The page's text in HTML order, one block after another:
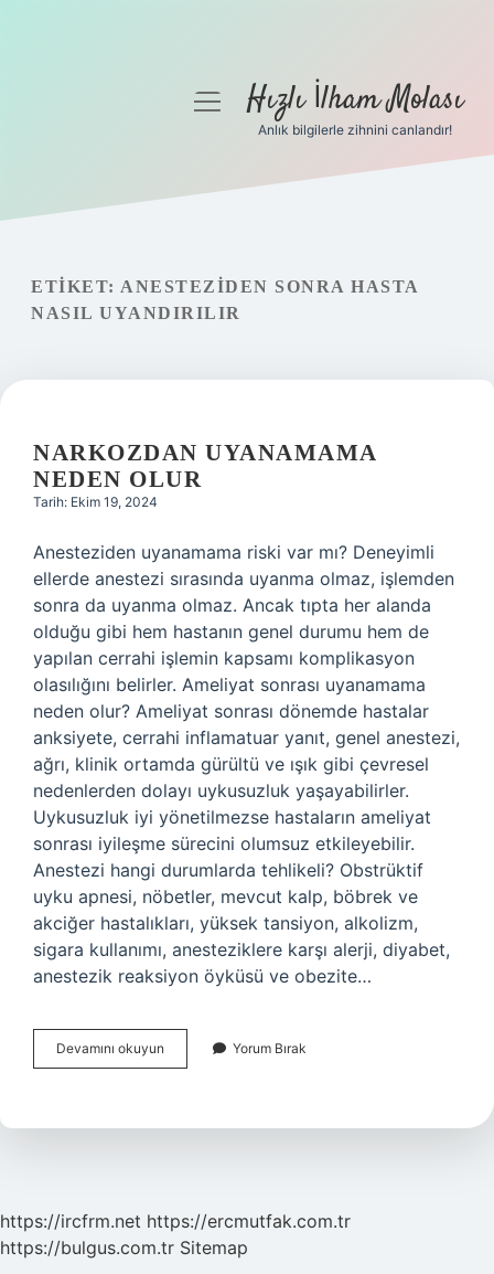
Gizlilik Politikası
Hakkımızda
menüyüHızlı İlham Molası
Anlık bilgilerle zihnini canlandır!
ETIKET: ANESTEZIDEN SONRA HASTA
NASIL UYANDIRILIR
NARKOZDAN UYANAMAMA
NEDEN OLUR
Tarih: Ekim 19, 2024
Anesteziden uyanamama riski var mı? Deneyimli
ellerde anestezi sırasında uyanma olmaz, işlemden
sonra da uyanma olmaz. Ancak tıpta her alanda
olduğu gibi hem hastanın genel durumu hem de
yapılan cerrahi işlemin kapsamı komplikasyon
olasılığını belirler. Ameliyat sonrası uyanamama
neden olur? Ameliyat sonrası dönemde hastalar
anksiyete, cerrahi inflamatuar yanıt, genel anestezi,
ağrı, klinik ortamda gürültü ve ışık gibi çevresel
nedenlerden dolayı uykusuzluk yaşayabilirler.
Uykusuzluk iyi yönetilmezse hastaların ameliyat
sonrası iyileşme sürecini olumsuz etkileyebilir.
Anestezi hangi durumlarda tehlikeli? Obstrüktif
uyku apnesi, nöbetler, mevcut kalp, böbrek ve
akciğer hastalıkları, yüksek tansiyon, alkolizm,
sigara kullanımı, anesteziklere karşı alerji, diyabet,
anestezik reaksiyon öyküsü ve obezite…
Devamını okuyun Narkozdan
Uyanamama
Yorum Bırak
https://ircfrm.net https://ercmutfak.com.tr
https://bulgus.com.tr Sitemap